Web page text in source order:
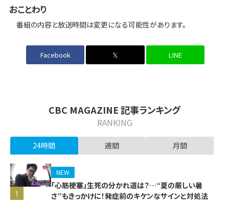
おことわり
番組の内容と放送時間は変更になる可能性があります。
Facebook 𝕏 LINE
CBC MAGAZINE 記事ランキング
RANKING
24時間 週間 月間
1
NEW
「心筋梗塞」生死の分かれ道は？…“夏の厳しい暑
さ”もきっかけに！発症前のキケンなサインと対処法